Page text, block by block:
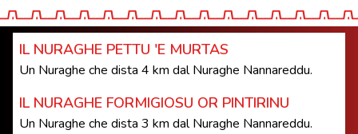
IL NURAGHE PETTU 'E MURTAS
Un Nuraghe che dista 4 km dal Nuraghe Nannareddu.
IL NURAGHE FORMIGIOSU OR PINTIRINU
Un Nuraghe che dista 3 km dal Nuraghe Nannareddu.